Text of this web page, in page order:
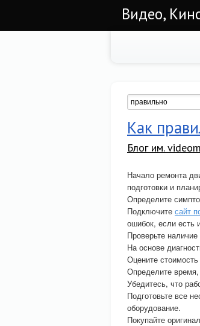
Видео,
Как
Блог им.
Начало ремонта
подготовки и
Определите
Подключите сайт
ошибок, если есть
Проверьте
На основе
Оцените
Определите
Убедитесь, что
Подготовьте все
оборудование.
Покупайте